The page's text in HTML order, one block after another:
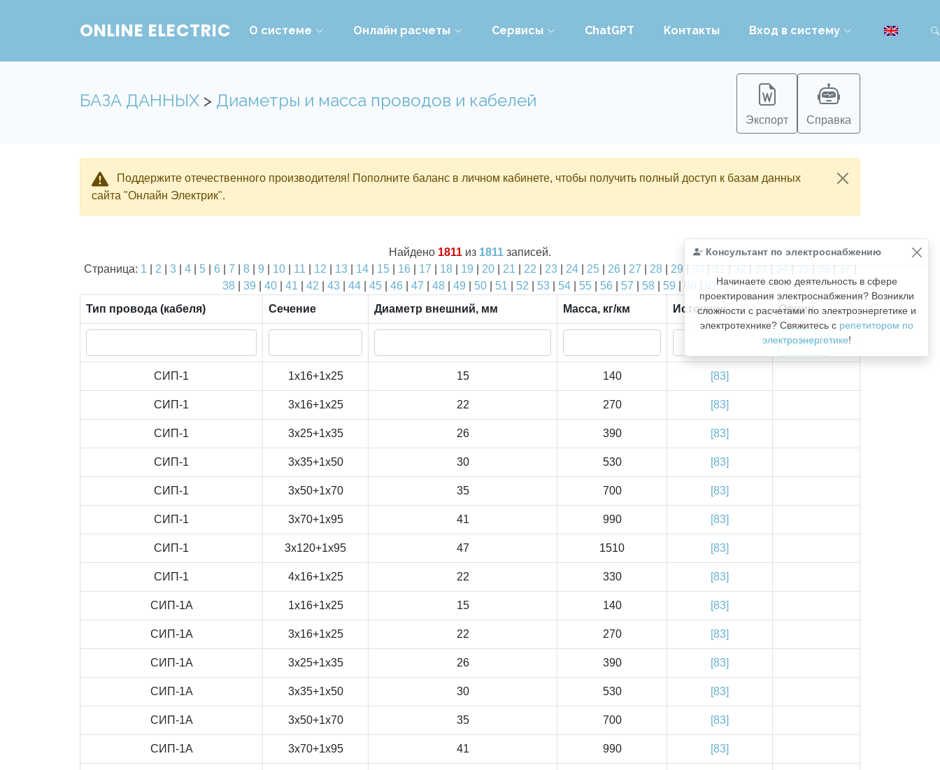
ONLINE ELECTRIC О системе Онлайн расчеты Сервисы ChatGPT Контакты Вход в систему
БАЗА ДАННЫХ > Диаметры и масса проводов и кабелей
Экспорт Справка
Поддержите отечественного производителя! Пополните баланс в личном кабинете, чтобы получить полный доступ к базам данных
сайта "Онлайн Электрик".
Консультант по электроснабжению
Начинаете свою деятельность в сфере
проектирования электроснабжения? Возникли
сложности с расчетами по электроэнергетике и
электротехнике? Свяжитесь с репетитором по
электроэнергетике!
Найдено 1811 из 1811 записей.
Страница: 1 2 3| 4| 5| 6 7 8| 9 10| 11 12 13| 14| 15| 16 17 18| 19 20| 21 22 23| 24| 25| 26 27 28| 29 | 30 | 31 | 32 | 33 | 34 | 35 | 36 | 37 |
38
39 40 41 42 43 44 45 46 47 48 49 50 51 52 53 54 55 56 57 58 59 60
61
Тип провода (кабеля)
Сечение Диаметр внешний, мм Масса, кг/км Источник Опции
СИП-1 1x16+1x25 15 140 [83]
СИП-1 3x16+1x25 22 270 [83]
СИП-1 3x25+1x35 26 390 [83]
СИП-1 3x35+1x50 30 530 [83]
СИП-1 3x50+1x70 35 700 [83]
СИП-1 3x70+1x95 41 990 [83]
СИП-1 3x120+1x95 47 1510 [83]
СИП-1 4x16+1x25 22 330 [83]
СИП-1А 1x16+1x25 15 140 [83]
СИП-1А 3x16+1x25 22 270 [83]
СИП-1А 3x25+1x35 26 390 [83]
СИП-1А 3x35+1x50 30 530 [83]
СИП-1А 3x50+1x70 35 700 [83]
СИП-1А 3x70+1x95 41 990 [83]